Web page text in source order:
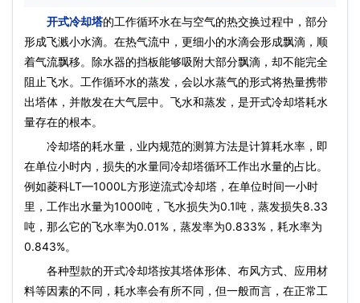
开式冷却塔的工作循环水在与空气的热交换过程中，部分
形成飞溅小水滴。在热气流中，更细小的水滴会形成飘滴，顺
着气流飘移。除水器的挡板能够吸附大部分飘滴，却不能完全
阻止飞水。工作循环水的蒸发，会以水蒸气的形式将热量携带
出塔体，并散发在大气层中。飞水和蒸发，是开式冷却塔耗水
量存在的根本。
冷却塔的耗水量，业内规范的测算方法是计算耗水率，即
在单位小时内，损失的水量同冷却塔循环工作出水量的占比。
例如菱科LT—1000L方形逆流式冷却塔，在单位时间一小时
里，工作出水量为1000吨，飞水损失为0.1吨，蒸发损失8.33
吨，那么它的飞水率为0.01%，蒸发率为0.833%，耗水率为
0.843%。
各种型款的开式冷却塔按其塔体形体、布风方式、应用材
料等因素的不同，耗水率会有所不同，但一般而言，在正常工